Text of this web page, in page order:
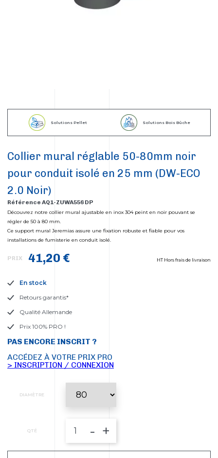
Solutions Pellet Solutions Bois Bûche
Collier mural réglable 50-80mm noir
pour conduit isolé en 25 mm (DW-ECO
2.0 Noir)
Référence AQ1-ZUWA556 DP
Découvrez notre collier mural ajustable en inox 304 peint en noir pouvant se
régler de 50 à 80 mm.
Ce support mural Jeremias assure une fixation robuste et fiable pour vos
installations de fumisterie en conduit isolé.
PRIX 41,20 € HT Hors frais de livraison
En stock
Retours garantis*
Qualité Allemande
Prix 100% PRO !
PAS ENCORE INSCRIT ?
ACCÉDEZ À VOTRE PRIX PRO
> INSCRIPTION / CONNEXION
DIAMÈTRE
QTÉ - +